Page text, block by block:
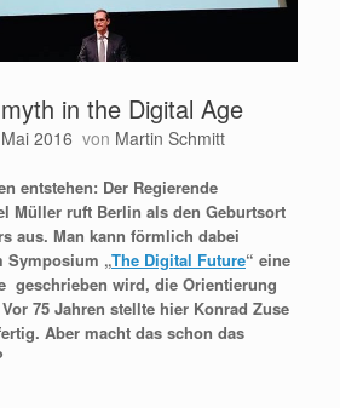
in the Digital Age
2016 von Martin Schmitt
entstehen: Der Regierende
Müller ruft Berlin als den Geburtsort
aus. Man kann förmlich dabei
Symposium „The Digital Future“ eine
geschrieben wird, die Orientierung
75 Jahren stellte hier Konrad Zuse
Aber macht das schon das